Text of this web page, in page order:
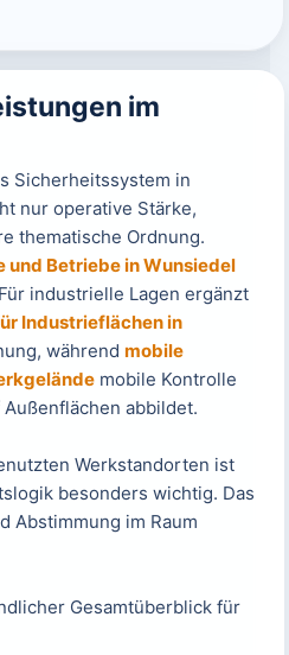
im
Sicherheitssystem in
nur operative Stärke,
thematische Ordnung.
und Betriebe in Wunsiedel
industrielle Lagen ergänzt
Industrieflächen in
während mobile
mobile Kontrolle
abbildet.
Werkstandorten ist
besonders wichtig. Das
Abstimmung im Raum
Gesamtüberblick für